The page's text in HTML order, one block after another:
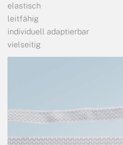
elastisch
leitfähig
individuell adaptierbar
vielseitig